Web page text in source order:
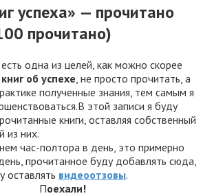
успеха» — прочитано
прочитано)
одна из целей, как можно скорее
об успехе , не просто прочитать, а
полученные знания, тем самым я
этой записи я буду
книги, оставляя собственный
из них.
час-полтора в день, это примерно
прочитанное буду добавлять сюда,
оставлять видеоотзовы.
Поехали!